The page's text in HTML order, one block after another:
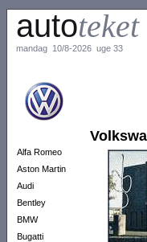
autoteket
mandag 10/8-2026 uge 33
Alfa Romeo
Aston Martin
Audi
Bentley
BMW
Bugatti